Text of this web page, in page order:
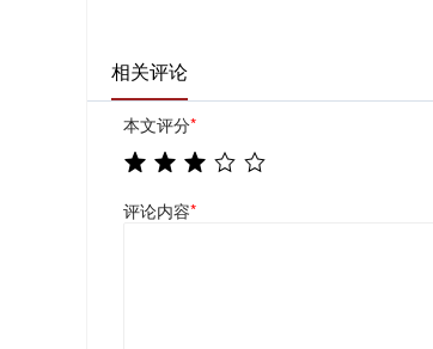
相关评论
本文评分*
评论内容*